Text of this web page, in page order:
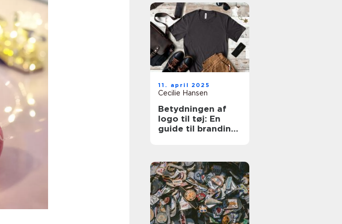
11. april 2025
Cecilie Hansen
Betydningen af
logo til tøj: En
guide til branding